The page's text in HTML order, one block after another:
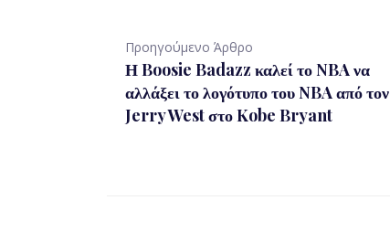
Προηγούμενο Άρθρο
Η Boosie Badazz καλεί το NBA να
αλλάξει το λογότυπο του NBA από τον
Jerry West στο Kobe Bryant